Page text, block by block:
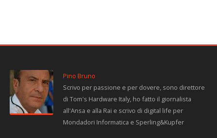
Pino Bruno
Scrivo per passione e per dovere, sono direttore
di Tom's Hardware Italy, ho fatto il giornalista
all'Ansa e alla Rai e scrivo di digital life per
Mondadori Informatica e Sperling&Kupfer